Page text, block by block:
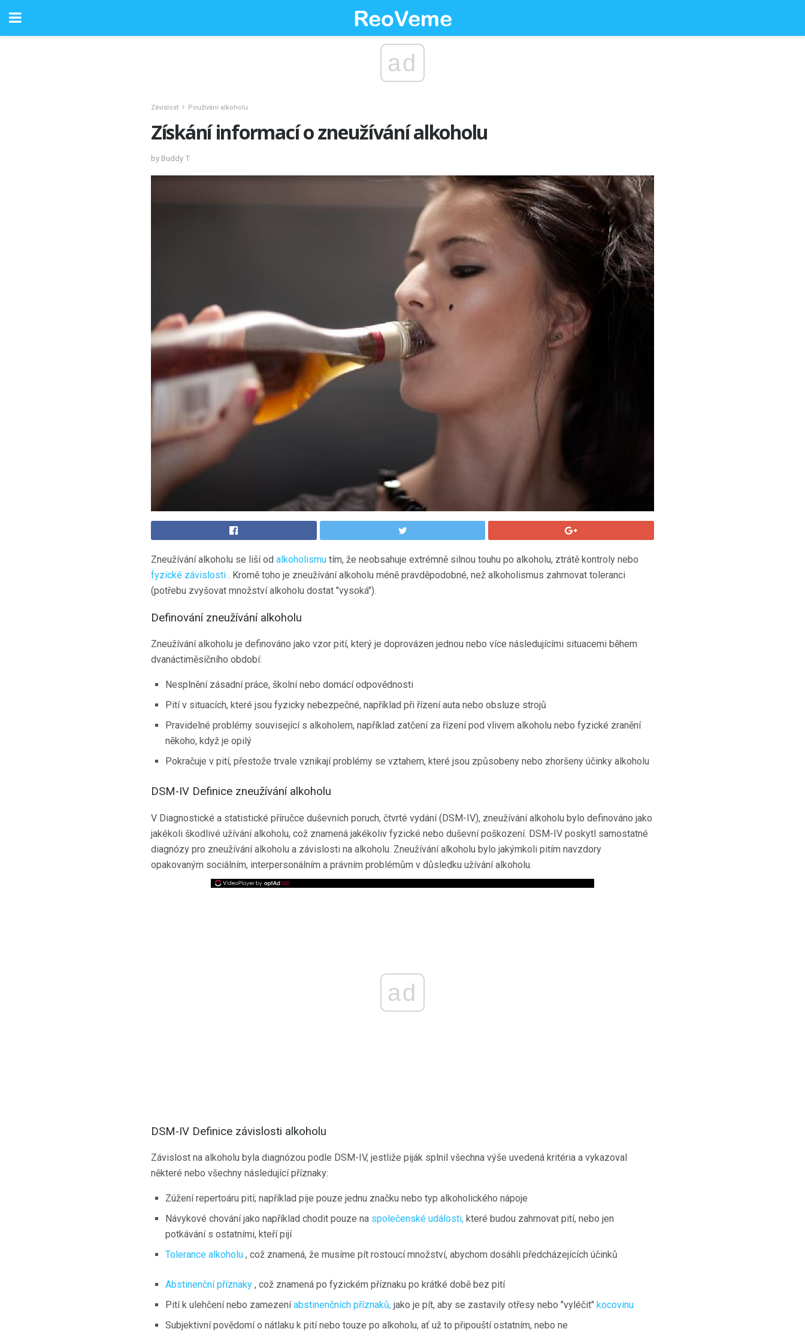
ad
Závislost Používání alkoholu
Získání informací o zneužívání alkoholu
by Buddy T
Zneužívání alkoholu se liší od alkoholismu tím, že neobsahuje extrémně silnou touhu po alkoholu, ztrátě kontroly nebo
fyzické závislosti . Kromě toho je zneužívání alkoholu méně pravděpodobné, než alkoholismus zahrnovat toleranci
(potřebu zvyšovat množství alkoholu dostat "vysoká").
Definování zneužívání alkoholu
Zneužívání alkoholu je definováno jako vzor pití, který je doprovázen jednou nebo více následujícími situacemi během
dvanáctiměsíčního období:
Nesplnění zásadní práce, školní nebo domácí odpovědnosti
Pití v situacích, které jsou fyzicky nebezpečné, například při řízení auta nebo obsluze strojů
Pravidelné problémy související s alkoholem, například zatčení za řízení pod vlivem alkoholu nebo fyzické zranění
někoho, když je opilý
Pokračuje v pití, přestože trvale vznikají problémy se vztahem, které jsou způsobeny nebo zhoršeny účinky alkoholu
DSM-IV Definice zneužívání alkoholu
V Diagnostické a statistické příručce duševních poruch, čtvrté vydání (DSM-IV), zneužívání alkoholu bylo definováno jako
jakékoli škodlivé užívání alkoholu, což znamená jakékoliv fyzické nebo duševní poškození. DSM-IV poskytl samostatné
diagnózy pro zneužívání alkoholu a závislosti na alkoholu. Zneužívání alkoholu bylo jakýmkoli pitím navzdory
opakovaným sociálním, interpersonálním a právním problémům v důsledku užívání alkoholu.
ad
DSM-IV Definice závislosti alkoholu
Závislost na alkoholu byla diagnózou podle DSM-IV, jestliže piják splnil všechna výše uvedená kritéria a vykazoval
některé nebo všechny následující příznaky:
Zúžení repertoáru pití; například pije pouze jednu značku nebo typ alkoholického nápoje
Návykové chování jako například chodit pouze na společenské události, které budou zahrnovat pití, nebo jen
potkávání s ostatními, kteří pijí
Tolerance alkoholu , což znamená, že musíme pít rostoucí množství, abychom dosáhli předcházejících účinků
Abstinenční příznaky , což znamená po fyzickém příznaku po krátké době bez pití
Pití k ulehčení nebo zamezeníabstinenčních příznaků, jako je pít, aby se zastavily otřesy nebo "vyléčit" kocovinu
Subjektivní povědomí o nátlaku k pití nebo touze po alkoholu, ať už to připouští ostatním, nebo ne